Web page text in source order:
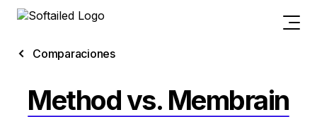
Comparaciones
Method vs. Membrain